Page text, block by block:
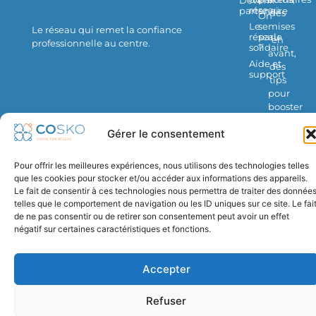
Gérer le consentement
Pour offrir les meilleures expériences, nous utilisons des technologies telles
que les cookies pour stocker et/ou accéder aux informations des appareils.
Le fait de consentir à ces technologies nous permettra de traiter des données
telles que le comportement de navigation ou les ID uniques sur ce site. Le fait
de ne pas consentir ou de retirer son consentement peut avoir un effet
négatif sur certaines caractéristiques et fonctions.
Accepter
Refuser
Le réseau qui remet la confiance
professionnelle au centre.
partenaire
réseau
Le
réseau
solidaire
Aide et
support
On
se
parle
?
des
mises
en
avant,
des
tips
pour
booster
business…
© 2026 COSKO – Tous droits réservés
Mentions légales
Politique de confidentialité